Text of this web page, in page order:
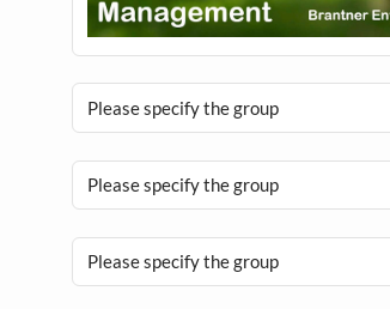
Please specify the group
Please specify the group
Please specify the group